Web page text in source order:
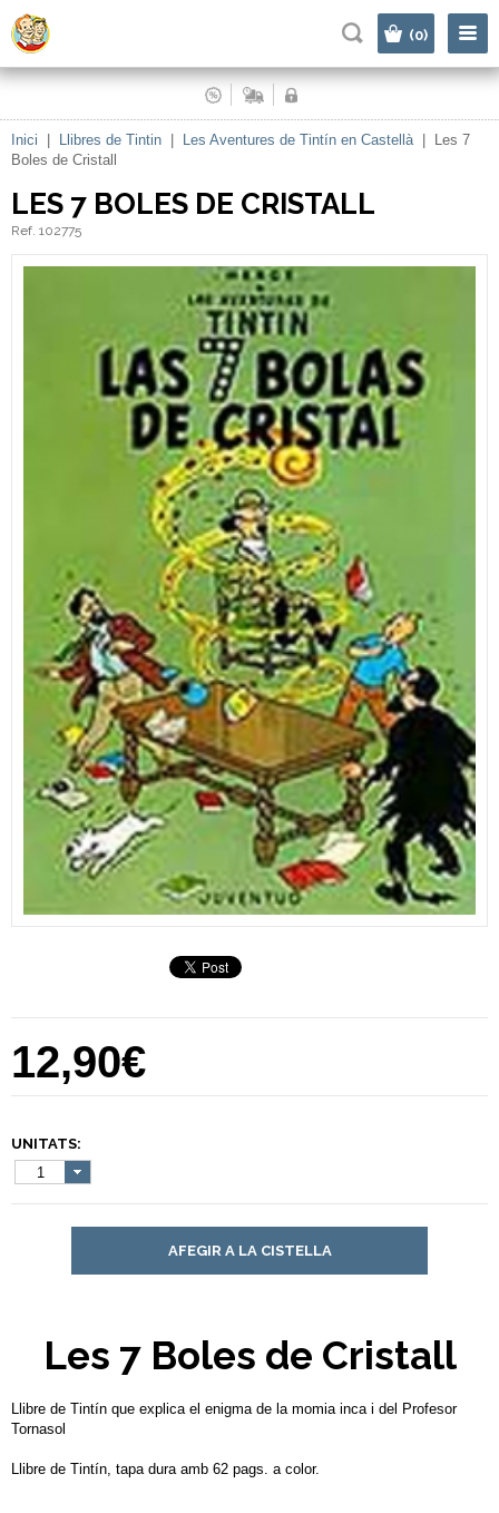
(0)
Inici Llibres de Tintin Les Aventures de Tintín en Castellà|
Les 7
Boles de Cristall
LES 7 BOLES DE CRISTALL
Ref. 102775
12,90€
UNITATS:
1
AFEGIR A LA CISTELLA
Les 7 Boles de Cristall
Llibre de Tintín que explica el enigma de la momia inca i del Profesor
Tornasol
Llibre de Tintín, tapa dura amb 62 pags. a color.